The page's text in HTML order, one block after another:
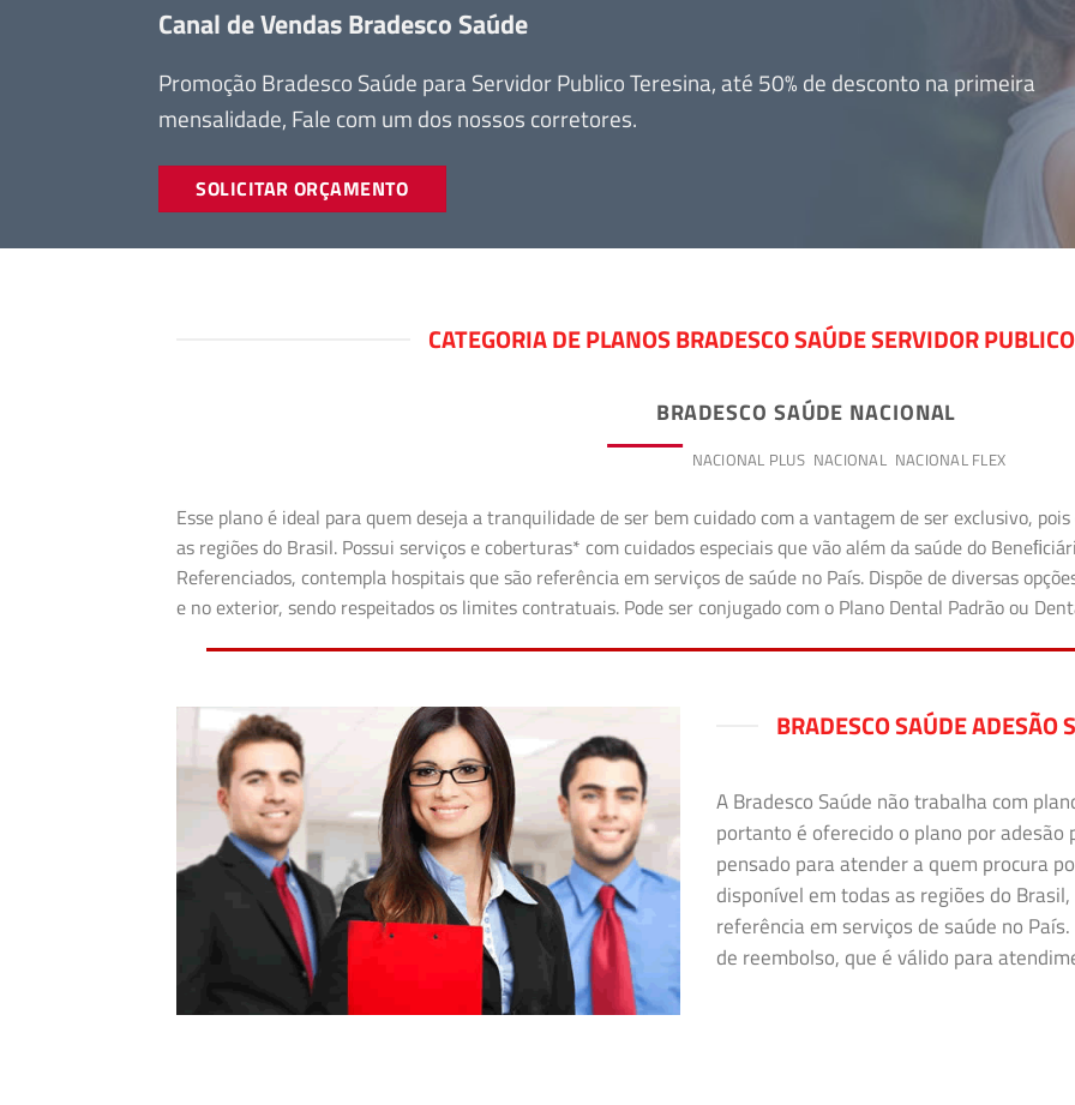
Canal de Vendas Bradesco Saúde
Promoção Bradesco Saúde para Servidor Publico Teresina, até 50% de desconto na primeira
mensalidade, Fale com um dos nossos corretores.
SOLICITAR ORÇAMENTO
CATEGORIA DE PLANOS BRADESCO SAÚDE SERVIDOR
BRADESCO SAÚDE NACIONAL
NACIONAL PLUS NACIONAL NACIONAL FLEX
Esse plano é ideal para quem deseja a tranquilidade de ser bem cuidado com a vantagem de ser exclusivo,
as regiões do Brasil. Possui serviços e coberturas* com cuidados especiais que vão além da saúde do
Referenciados, contempla hospitais que são referência em serviços de saúde no País. Dispõe de diversas
e no exterior, sendo respeitados os limites contratuais. Pode ser conjugado com o Plano Dental Padrão ou
BRADESCO SAÚDE ADESÃO
A Bradesco Saúde não trabalha com
portanto é oferecido o plano por adesão
pensado para atender a quem procura
disponível em todas as regiões do
referência em serviços de saúde no
de reembolso, que é válido para